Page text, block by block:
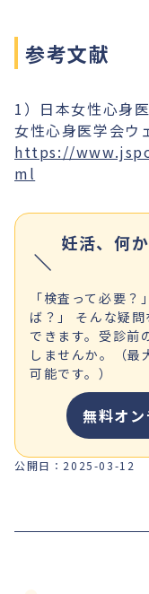
参考文献
1）日本女性心身
女性心身医学会ウ
https://
ml
妊活、何
「検査って必要
ば？」 そんな疑
できます。受診前
しませんか。（最
可能です。）
無料オ
公開日： 2025-03-12